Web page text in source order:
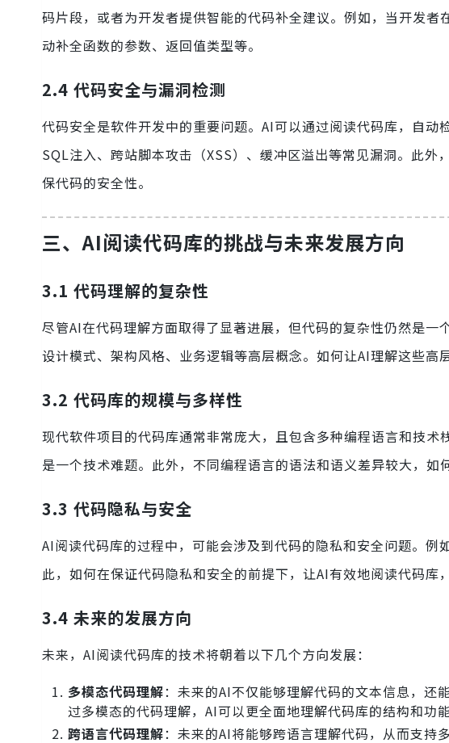
码片段，或者为开发者提供智能的代码补全建议。例如，当开发
动补全函数的参数、返回值类型等。
2.4 代码安全与漏洞检测
代码安全是软件开发中的重要问题。AI可以通过阅读代码库，自
SQL注入、跨站脚本攻击（XSS）、缓冲区溢出等常见漏洞。此
保代码的安全性。
三、AI阅读代码库的挑战与未来发展方向
3.1 代码理解的复杂性
尽管AI在代码理解方面取得了显著进展，但代码的复杂性仍然是
设计模式、架构风格、业务逻辑等高层概念。如何让AI理解这些高
3.2 代码库的规模与多样性
现代软件项目的代码库通常非常庞大，且包含多种编程语言和技
是一个技术难题。此外，不同编程语言的语法和语义差异较大，如
3.3 代码隐私与安全
AI阅读代码库的过程中，可能会涉及到代码的隐私和安全问题。
此，如何在保证代码隐私和安全的前提下，让AI有效地阅读代码库
3.4 未来的发展方向
未来，AI阅读代码库的技术将朝着以下几个方向发展：
多模态代码理解：未来的AI不仅能够理解代码的文本信息，还
过多模态的代码理解，AI可以更全面地理解代码库的结构和功能
跨语言代码理解：未来的AI将能够跨语言理解代码，从而支持